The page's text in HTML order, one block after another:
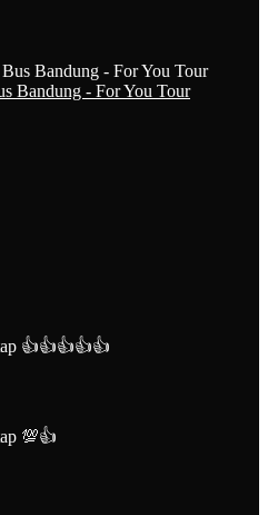
Bandung - For You Tour
👍👍👍👍👍
💯👍